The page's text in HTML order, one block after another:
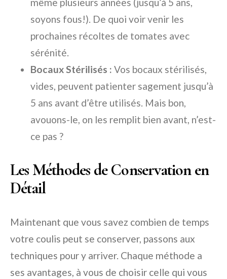
même plusieurs années (jusqu’à 5 ans,
soyons fous!). De quoi voir venir les
prochaines récoltes de tomates avec
sérénité.
Bocaux Stérilisés : Vos bocaux stérilisés,
vides, peuvent patienter sagement jusqu’à
5 ans avant d’être utilisés. Mais bon,
avouons-le, on les remplit bien avant, n’est-
ce pas ?
Les Méthodes de Conservation en
Détail
Maintenant que vous savez combien de temps
votre coulis peut se conserver, passons aux
techniques pour y arriver. Chaque méthode a
ses avantages, à vous de choisir celle qui vous